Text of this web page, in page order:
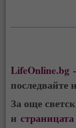
LifeOnline.bg
За още
и